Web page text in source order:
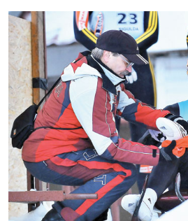
Kontakti